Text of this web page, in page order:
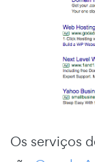
Os serviços